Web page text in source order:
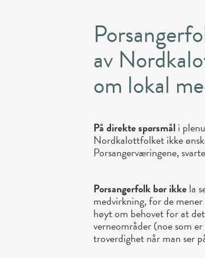
av
om lokal
På direkte spørsmåli
Nordkalottfolket ikke
Porsangerværingene,
Porsangerfolk bør ikkela
medvirkning, for de
høyt om behovet for at
verneområder (noe som
troverdighet når man ser